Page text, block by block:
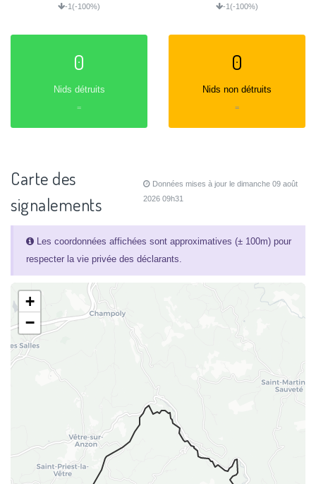
-1(-100%) -1(-100%)
0
Nids détruits
=
0
Nids non détruits
=
Carte des
signalements
Données mises à jour le dimanche 09 août
2026 09h31
Les coordonnées affichées sont approximatives (± 100m) pour
respecter la vie privée des déclarants.
+
−